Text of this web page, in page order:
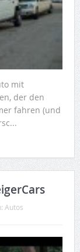
mit
der den
fahren (und
Autos